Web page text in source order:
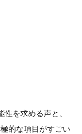
を求める声と、
的な項目がすごい